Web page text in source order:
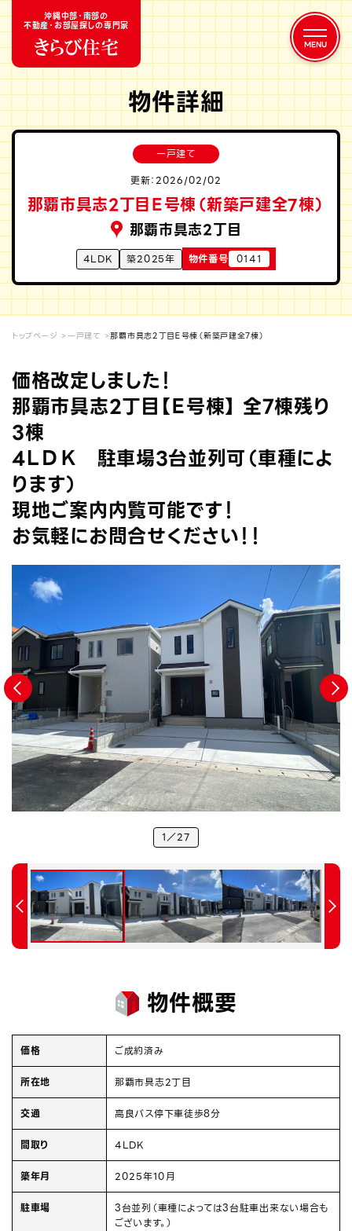
沖縄中部・南部の
不動産・お部屋探しの専門家
物件詳細
一戸建て
更新：2026/02/02
那覇市具志2丁目Ｅ号棟（新築戸建全7棟）
那覇市具志2丁目
4LDK 築2025年 物件番号 0141
トップページ 一戸建て 那覇市具志2丁目Ｅ号棟（新築戸建全7棟）
価格改定しました！
那覇市具志2丁目【Ｅ号棟】 全7棟残り
3棟
4ＬＤＫ 駐車場3台並列可（車種によ
ります）
現地ご案内内覧可能です！
お気軽にお問合せください！！
1 27
物件概要
価格 ご成約済み
所在地 那覇市具志2丁目
交通 高良バス停下車徒歩8分
間取り 4LDK
築年月 2025年10月
駐車場
3台並列（車種によっては3台駐車出来ない場合も
ございます。）